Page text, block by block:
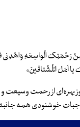
رَحْمَتِکَ الْواسِعَهِ وَاهْدِنی
اَمَلَ الْمُشْتاقینَ»
روز بهره‌ای از رحمت
خوشنودی همه